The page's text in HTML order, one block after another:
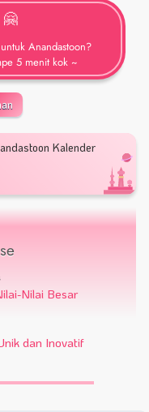
Anandastoon?
5 menit kok ~
Kalender
Nilai Besar
dan Inovatif